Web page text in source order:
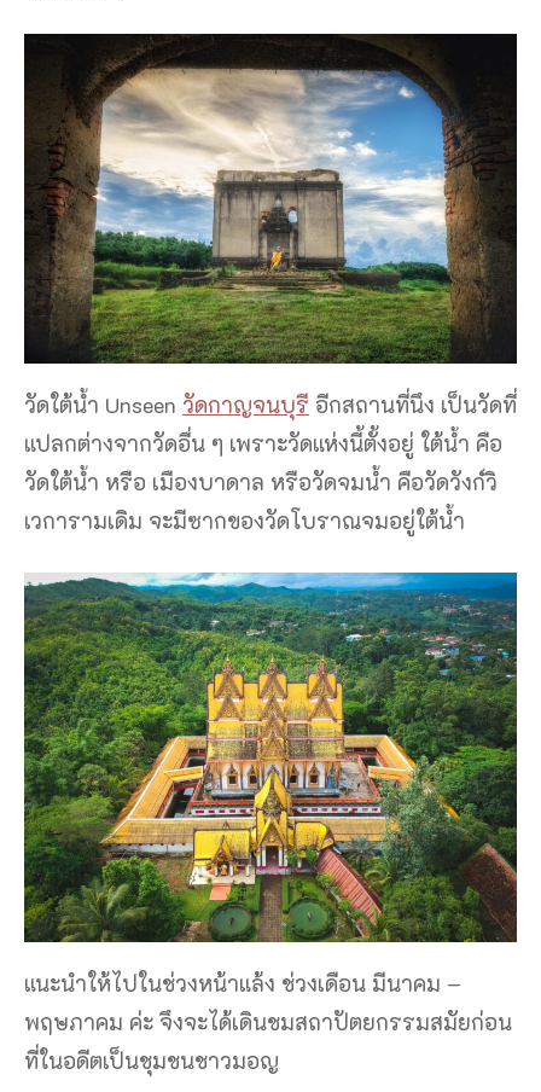
วัดใต้น้ำ Unseen วัดกาญจนบุรี อีกสถานที่นึง เป็นวัดที่
แปลกต่างจากวัดอื่น ๆ เพราะวัดแห่งนี้ตั้งอยู่ ใต้น้ำ คือ
วัดใต้น้ำ หรือ เมืองบาดาล หรือวัดจมน้ำ คือวัดวังก์วิ
เวการามเดิม จะมีซากของวัดโบราณจมอยู่ใต้น้ำ
แนะนำให้ไปในช่วงหน้าแล้ง ช่วงเดือน มีนาคม –
พฤษภาคม ค่ะ จึงจะได้เดินชมสถาปัตยกรรมสมัยก่อน
ที่ในอดีตเป็นชุมชนชาวมอญ